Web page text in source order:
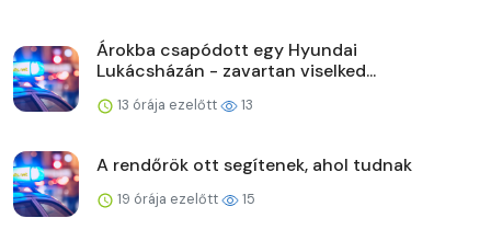
Árokba csapódott egy Hyundai
Lukácsházán - zavartan viselked...
13 órája ezelőtt 13
A rendőrök ott segítenek, ahol tudnak
19 órája ezelőtt 15